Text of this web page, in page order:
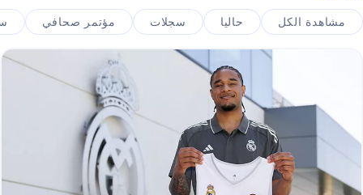
مشاهدة الكل حاليا سجلات مؤتمر صحافي